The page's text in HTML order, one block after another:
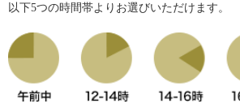
以下5つの時間帯よりお選びいただけます。